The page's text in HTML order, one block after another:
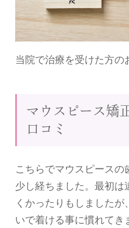
当院で治療を受けた方の
マウスピース矯
口コミ
こちらでマウスピースの
少し経ちました。最初
くかったりもしました
いで着ける事に慣れてき